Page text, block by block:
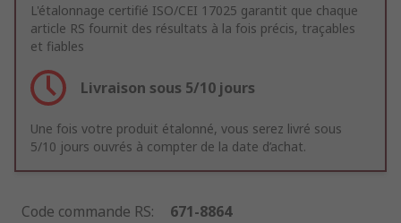
L'étalonnage certifié ISO/CEI 17025 garantit que chaque
article RS fournit des résultats à la fois précis, traçables
et fiables
Livraison sous 5/10 jours
Une fois votre produit étalonné, vous serez livré sous
5/10 jours ouvrés à compter de la date d’achat.
Code commande RS:
671-8864